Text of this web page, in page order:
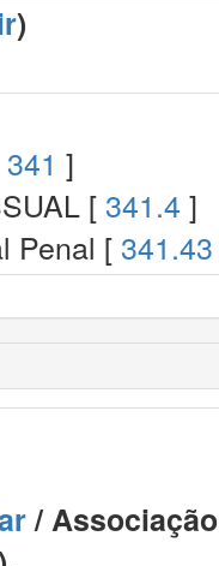
)
341 ]
[ 341.4 ]
Penal [ 341.43
/